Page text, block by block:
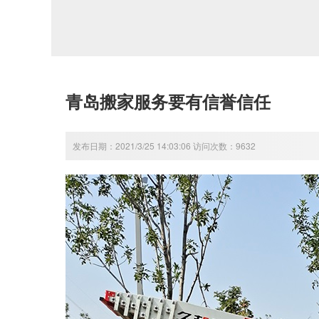
青岛搬家服务要有信誉信任
发布日期：2021/3/25 14:03:06 访问次数：9632